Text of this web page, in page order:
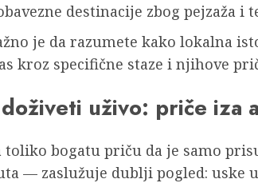
destinacije zbog pejzaža i
je da razumete kako lokalna
kroz specifične staze i njihove
uživo: priče iza
bogatu priču da je samo
— zaslužuje dublji pogled: uske